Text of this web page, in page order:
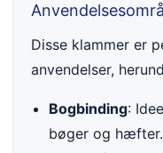
Disse klammer er
anvendelser,
Bogbinding:
bøger og hæfter.